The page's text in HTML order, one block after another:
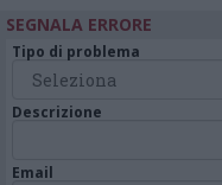
SEGNALA ERRORE
Tipo di problema
Descrizione
Email